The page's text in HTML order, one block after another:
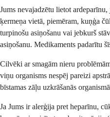
Jums nevajadzētu lietot
ķermeņa vietā, piemēram, kuņģa
turpinošu asiņošanu vai jebkurš
asiņošanu. Medikaments padarītu
Cilvēki ar smagām nieru
viņu organisms nespēj pareizi
bīstamas zāļu uzkrāšanās
Ja Jums ir alerģija pret heparīnu,